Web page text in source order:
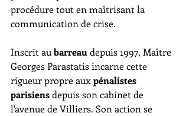
procédure tout en maîtrisant la
communication de crise.
Inscrit au barreau depuis 1997, Maître
Georges Parastatis incarne cette
rigueur propre aux pénalistes
parisiens depuis son cabinet de
l'avenue de Villiers. Son action se